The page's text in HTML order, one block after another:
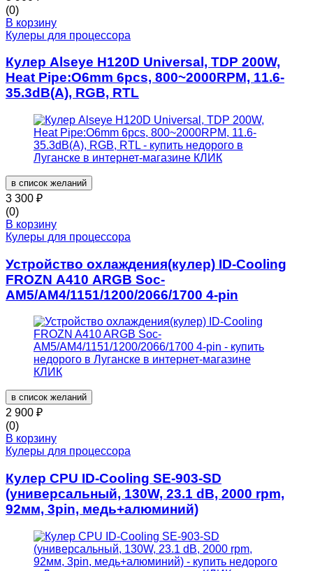
(0)
В корзину
Кулеры для процессора
Кулер Alseye H120D Universal, TDP 200W,
Heat Pipe:O6mm 6pcs, 800~2000RPM, 11.6-
35.3dB(A), RGB, RTL
в список желаний
3 300 ₽
(0)
В корзину
Кулеры для процессора
Устройство охлаждения(кулер) ID-Cooling
FROZN A410 ARGB Soc-
AM5/AM4/1151/1200/2066/1700 4-pin
в список желаний
2 900 ₽
(0)
В корзину
Кулеры для процессора
Кулер CPU ID-Cooling SE-903-SD
(универсальный, 130W, 23.1 dB, 2000 rpm,
92мм, 3pin, медь+алюминий)